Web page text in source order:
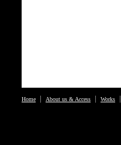
Home About us & Access Works